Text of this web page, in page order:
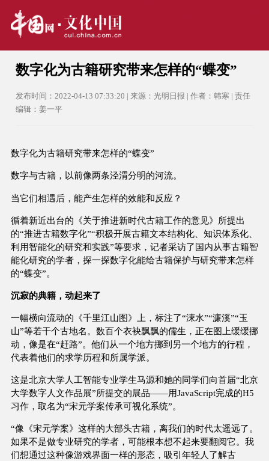
数字化为古籍研究带来怎样的“蝶变”
发布时间：2022-04-13 07:33:20 | 来源：光明日报 | 作者：韩寒 | 责任
编辑：姜一平
数字化为古籍研究带来怎样的“蝶变”
数字与古籍，以前像两条泾渭分明的河流。
当它们相遇后，能产生怎样的效能和反应？
循着新近出台的《关于推进新时代古籍工作的意见》所提出
的“推进古籍数字化”“积极开展古籍文本结构化、知识体系化、
利用智能化的研究和实践”等要求，记者采访了国内从事古籍智
能化研究的学者，探一探数字化能给古籍保护与研究带来怎样
的“蝶变”。
沉寂的典籍，动起来了
一幅横向流动的《千里江山图》上，标注了“涑水”“濂溪”“玉
山”等若干个古地名。数百个衣袂飘飘的儒生，正在图上缓缓挪
动，像是在“赶路”。他们从一个地方挪到另一个地方的行程，
代表着他们的求学历程和所属学派。
这是北京大学人工智能专业学生马源和她的同学们向首届“北京
大学数字人文作品展”所提交的展品——用JavaScript完成的H5
习作，取名为“宋元学案传承可视化系统”。
“像《宋元学案》这样的大部头古籍，离我们的时代太遥远了。
如果不是做专业研究的学者，可能根本想不起来要翻阅它。我
们想通过这种像游戏界面一样的形态，吸引年轻人了解古